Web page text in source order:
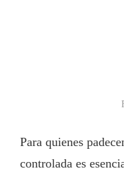
Para quienes
controlada es